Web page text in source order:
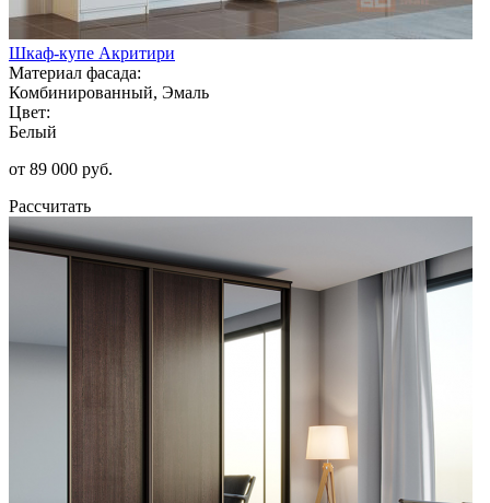
Шкаф-купе Акритири
Материал фасада:
Комбинированный, Эмаль
Цвет:
Белый
от 89 000 руб.
Рассчитать